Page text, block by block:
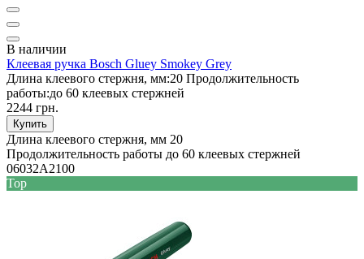
В наличии
Клеевая ручка Bosch Gluey Smokey Grey
Длина клеевого стержня, мм:20 Продолжительность
работы:до 60 клеевых стержней
2244 грн.
Купить
Длина клеевого стержня, мм 20
Продолжительность работы до 60 клеевых стержней
06032A2100
Top